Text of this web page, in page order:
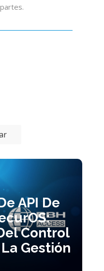
API De
Control
Gestión